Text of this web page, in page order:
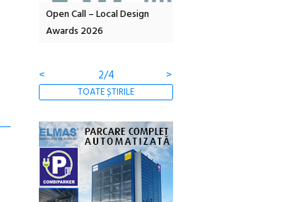
Open Call – Local Design
Awards 2026
<
2/4 >
TOATE ȘTIRILE